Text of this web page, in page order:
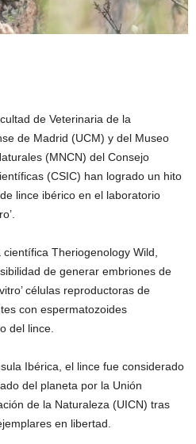
de Veterinaria de la
de Madrid (UCM) y del Museo
(MNCN) del Consejo
(CSIC) han logrado un hito
lince ibérico en el laboratorio
Theriogenology Wild,
de generar embriones de
células reproductoras de
con espermatozoides
del lince.
Ibérica, el lince fue considerado
del planeta por la Unión
de la Naturaleza (UICN) tras
en libertad.